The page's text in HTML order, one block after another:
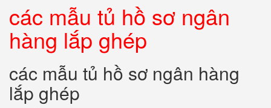
các mẫu tủ hồ sơ ngân
hàng lắp ghép
các mẫu tủ hồ sơ ngân hàng
lắp ghép